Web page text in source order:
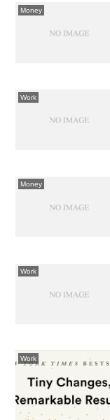
Money
Work
Money
Work
Work